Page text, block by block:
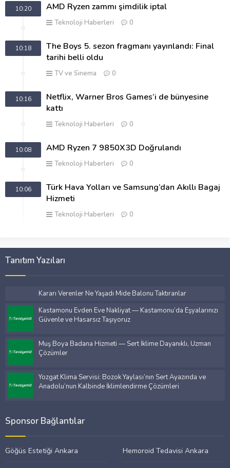
10:20 AMD Ryzen zammı şimdilik iptal
Teknoloji Haberleri 0
10:18
The Boys 5. sezon fragmanı yayınlandı: Final
tarihi belli oldu
TV ve Sinema 0
10:16
Netflix, Warner Bros Games’i de bünyesine
kattı
Teknoloji Haberleri 0
10:08 AMD Ryzen 7 9850X3D Doğrulandı
Teknoloji Haberleri 0
10:06
Türk Hava Yolları ve Samsung’dan Akıllı Bagaj
Hizmeti
Teknoloji Haberleri 0
Tanıtım Yazıları
Kararı Verenler Ne Yaşadı Mide Balonu Taktıranlar
Kastamonu Evden Eve Nakliyat — Kastamonu’da Eşyalarınızı
Güvenle ve Hasarsız Taşıyoruz
Muş Boya Badana Hizmeti — Sert İklime Dayanıklı, Uzman
Çözümler
Yozgat Klima Servisi: Bozok Yaylası’nın Sert Ayazında ve
Anadolu’nun Kalbinde İklimlendirme Çözümleri
Sponsor Bağlantılar
Göğüs Estetiği Ankara Hemoroid Tedavisi Ankara